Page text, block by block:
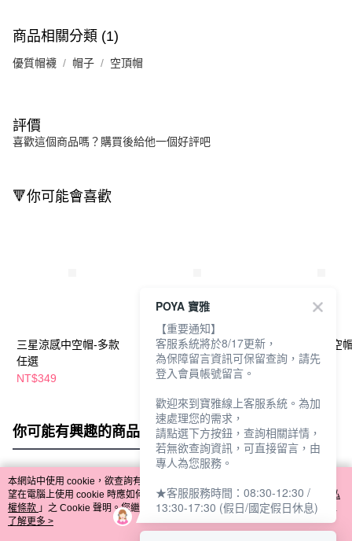
商品相關分類 (1)
優質帽襪 帽子 空頂帽
評價
喜歡這個商品嗎？購買後給他一個好評吧
🔻你可能會喜歡
三星涼感中空帽-多款
任選
NT$349
三星速乾防潑水球帽-
SPORT-多款任選
NT$349
三星防水布中空
其
你可能有興趣的商品 全站排行
熱門標籤
本網站中使用 cookie，欲查詢有關本網站使用 cookie 方式之詳情，及若您不希
望在電腦上使用 cookie 時應如何變更電腦的 cookie 設定，請參閱本網站「
隱私
權條款 」之 Cookie 聲明。您繼續使用本網站即表示您同意本公司得按本網站使
用條款之 Cookie 聲明使用 cookie。
了解更多 >
POYA 寶雅
【重要通知】
客服系統將於8/17更新，
為保障留言資訊可保留查詢，請先
登入會員帳號留言。
歡迎來到寶雅線上客服系統。為加
速處理您的需求，
請點選下方按鈕，查詢相關詳情，
若無欲查詢資訊，可直接留言，由
專人為您服務。
★客服服務時間：08:30-12:30 /
13:30-17:30 (假日/國定假日休息)